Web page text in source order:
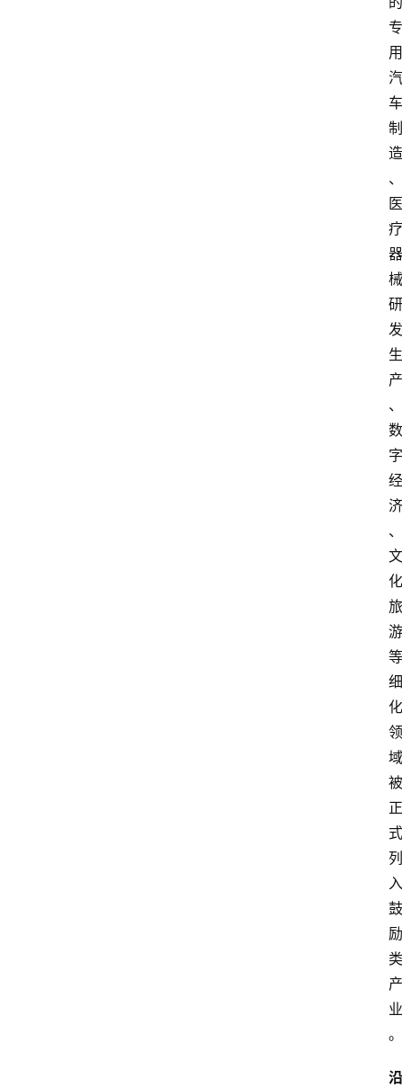
专
用
汽
车
制
造
、
医
疗
器
械
研
发
生
产
、
数
字
经
济
、
文
化
旅
游
等
细
化
领
域
被
正
式
列
入
鼓
励
类
产
业
。
沿